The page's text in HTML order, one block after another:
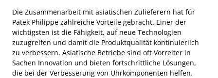
Die Zusammenarbeit mit asiatischen Zulieferern hat für
Patek Philippe zahlreiche Vorteile gebracht. Einer der
wichtigsten ist die Fähigkeit, auf neue Technologien
zuzugreifen und damit die Produktqualität kontinuierlich
zu verbessern. Asiatische Betriebe sind oft Vorreiter in
Sachen Innovation und bieten fortschrittliche Lösungen,
die bei der Verbesserung von Uhrkomponenten helfen.